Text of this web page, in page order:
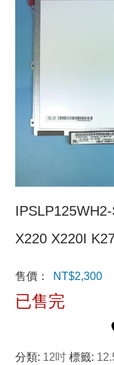
X220 X220I
售價： NT$2,300
已售完
分類: 12吋 標籤: